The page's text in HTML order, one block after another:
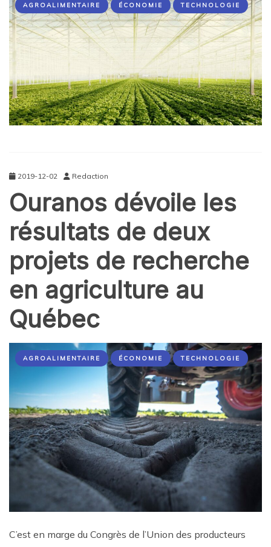
AGROALIMENTAIRE ÉCONOMIE TECHNOLOGIE
2019-12-02 Redaction
Ouranos dévoile les
résultats de deux
projets de recherche
en agriculture au
Québec
AGROALIMENTAIRE ÉCONOMIE TECHNOLOGIE
C’est en marge du Congrès de l’Union des producteurs